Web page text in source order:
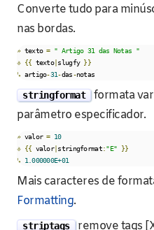
Converte tudo para
nas bordas.
» texto = " Artigo 31 das Notas "
⎀ {{ texto|slugfy }}
↳ artigo-31-das-notas
stringformat formata
parâmetro especificador.
» valor = 10
⎀ {{ valor|stringformat:"E" }}
↳ 1.000000E+01
Mais caracteres de
Formatting.
striptags remove tags